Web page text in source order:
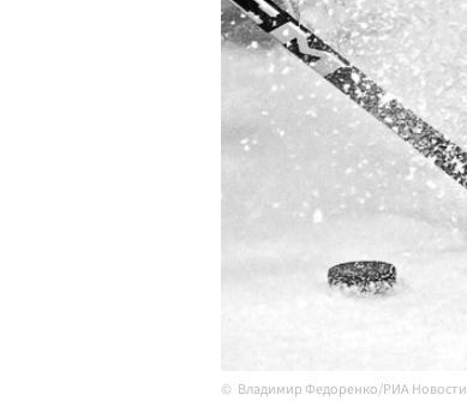
Владимир Федоренко/РИА Новости